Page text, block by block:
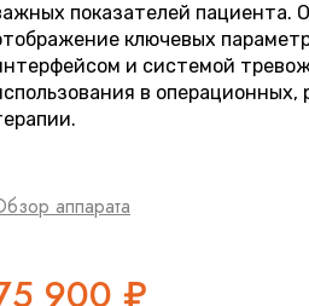
показателей пациента.
ключевых
и системой
в
аппарата
900 ₽